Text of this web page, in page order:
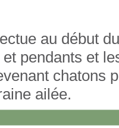
au début
pendants et
chatons
ailée.